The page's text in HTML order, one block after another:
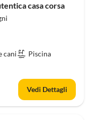
casa corsa
cani
Piscina
Vedi Dettagli